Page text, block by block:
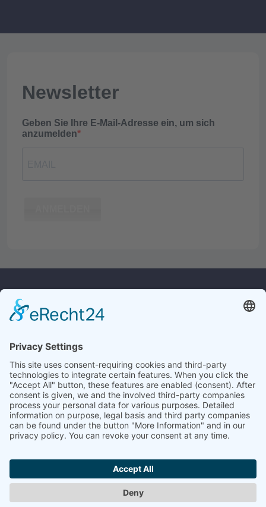
Newsletter
Geben Sie Ihre E-Mail-Adresse ein, um sich
anzumelden
Kontakt
Monforts Quartier 32
Tel.:+49 2161/23619
E-Mail:info@culina.de
Datenschutz
AGB
Impressum
Service
Angebotsanfrage
Katalogbestellung
Kontakt